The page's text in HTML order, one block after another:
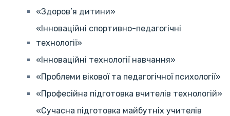
«Здоров’я дитини»
«Інноваційні спортивно-педагогічні
технології»
«Інноваційні технології навчання»
«Проблеми вікової та педагогічної психології»
«Професійна підготовка вчителів технологій»
«Сучасна підготовка майбутніх учителів